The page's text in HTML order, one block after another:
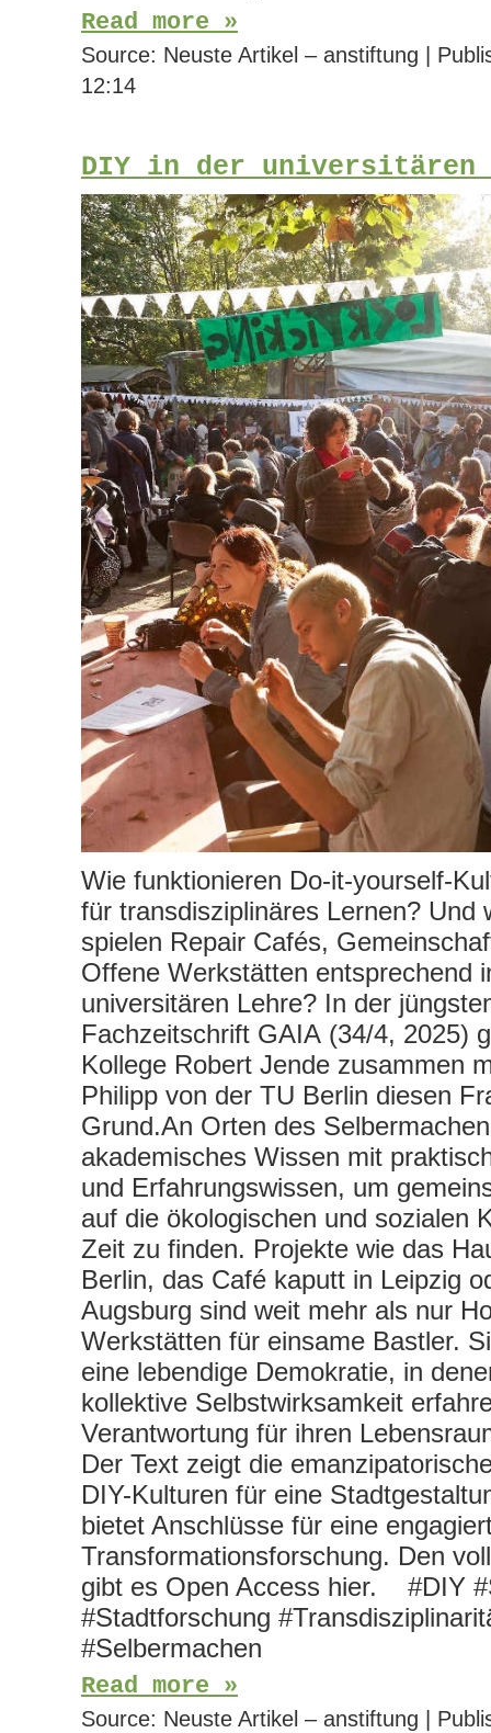
Read more »
Source: Neuste Artikel – anstiftung
12:14
DIY in der universitären
Wie funktionieren Do-it-yourself-
für transdisziplinäres Lernen? Und
spielen Repair Cafés,
Offene Werkstätten entsprechend
universitären Lehre? In der
Fachzeitschrift GAIA (34/4, 2025)
Kollege Robert Jende zusammen
Philipp von der TU Berlin diesen
Grund.An Orten des
akademisches Wissen mit
und Erfahrungswissen, um
auf die ökologischen und sozialen
Zeit zu finden. Projekte wie das
Berlin, das Café kaputt in Leipzig
Augsburg sind weit mehr als nur
Werkstätten für einsame Bastler.
eine lebendige Demokratie, in
kollektive Selbstwirksamkeit
Verantwortung für ihren
Der Text zeigt die
DIY-Kulturen für eine
bietet Anschlüsse für eine
Transformationsforschung. Den
gibt es Open Access hier. #DIY
#Stadtforschung
#Selbermachen
Read more »
Source: Neuste Artikel – anstiftung